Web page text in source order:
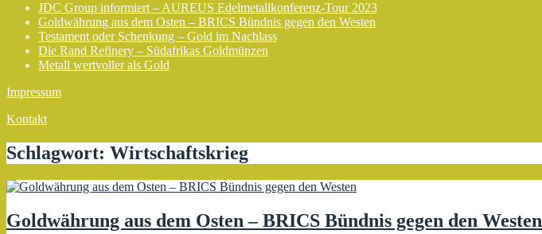
JDC Group informiert – AUREUS Edelmetallkonferenz-Tour 2023
Goldwährung aus dem Osten – BRICS Bündnis gegen den Westen
Testament oder Schenkung – Gold im Nachlass
Die Rand Refinery – Südafrikas Goldmünzen
Metall wertvoller als Gold
Impressum
Kontakt
Schlagwort: Wirtschaftskrieg
Goldwährung aus dem Osten – BRICS Bündnis gegen den Westen